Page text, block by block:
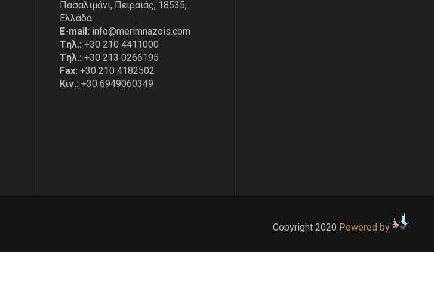
Πασαλιμάνι, Πειραιάς, 18535,
Ελλάδα
E-mail: info@merimnazois.com
Tηλ.: +30 210 4411000
Tηλ.: +30 213 0266195
Fax: +30 210 4182502
Κιν.: +30 6949060349
Copyright 2020 Powered by